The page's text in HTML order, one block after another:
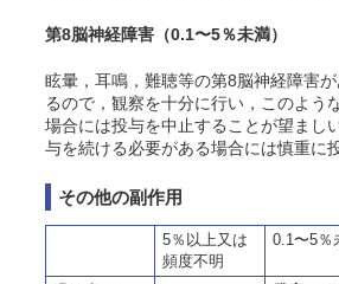
第8脳神経障害（0.1〜5％未満）
眩暈，耳鳴，難聴等の第8脳神経障害
るので，観察を十分に行い，このよう
場合には投与を中止することが望まし
与を続ける必要がある場合には慎重に
その他の副作用
5％以上又は
頻度不明
0.1〜5％